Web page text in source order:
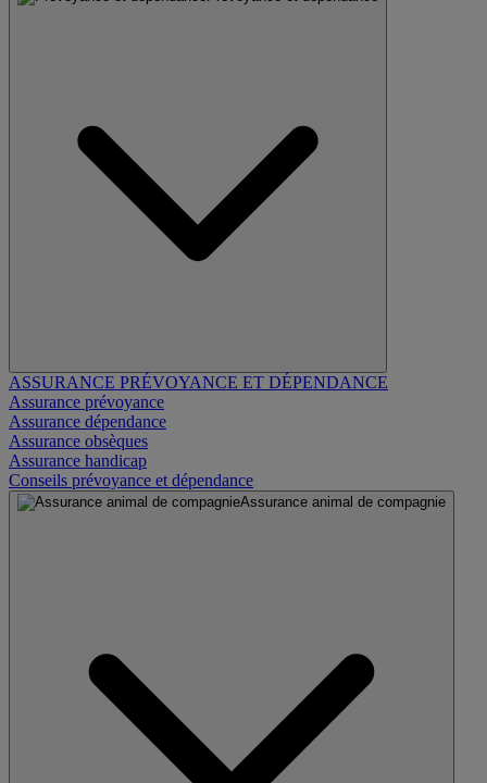
ASSURANCE PRÉVOYANCE ET DÉPENDANCE
Assurance prévoyance
Assurance dépendance
Assurance obsèques
Assurance handicap
Conseils prévoyance et dépendance
Assurance animal de compagnie